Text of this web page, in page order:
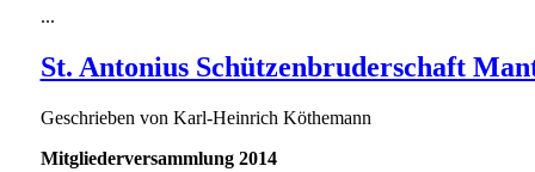
...
St. Antonius Schützenbruderschaft
Geschrieben von Karl-Heinrich Köthemann
Mitgliederversammlung 2014